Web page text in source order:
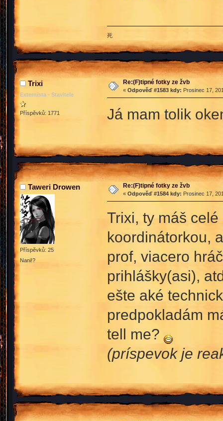
死
Trixi
Externista - Stavitele
Příspěvků: 1771
Re:(F)tipné fotky ze žvb
« Odpověď #1583 kdy: Prosinec 17,
Já mam tolik
Taweri Drowen
Příspěvků: 25
Nani!?
Re:(F)tipné fotky ze žvb
« Odpověď #1584 kdy: Prosinec 17,
Trixi, ty máš
koordinátorkou,
prof, viacero
prihlášky(asi),
ešte aké
predpokladám
tell me?
(príspevok je